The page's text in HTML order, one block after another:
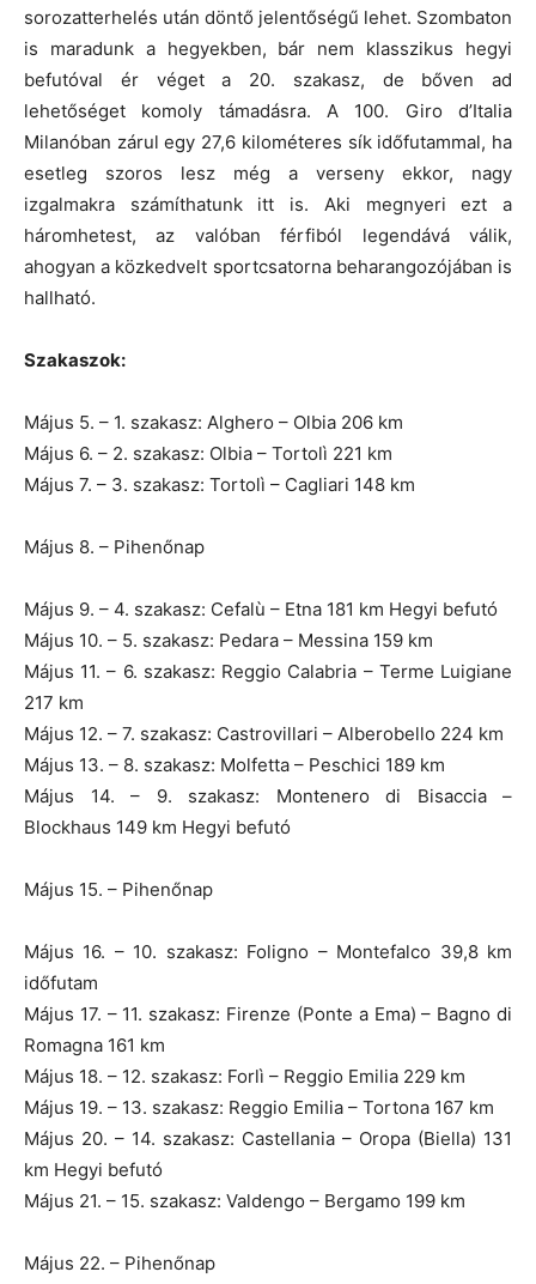
sorozatterhelés után döntő jelentőségű lehet. Szombaton
is maradunk a hegyekben, bár nem klasszikus hegyi
befutóval ér véget a 20. szakasz, de bőven ad
lehetőséget komoly támadásra. A 100. Giro d’Italia
Milanóban zárul egy 27,6 kilométeres sík időfutammal, ha
esetleg szoros lesz még a verseny ekkor, nagy
izgalmakra számíthatunk itt is. Aki megnyeri ezt a
háromhetest, az valóban férfiból legendává válik,
ahogyan a közkedvelt sportcsatorna beharangozójában is
hallható.
Szakaszok:
Május 5. – 1. szakasz: Alghero – Olbia 206 km
Május 6. – 2. szakasz: Olbia – Tortolì 221 km
Május 7. – 3. szakasz: Tortolì – Cagliari 148 km
Május 8. – Pihenőnap
Május 9. – 4. szakasz: Cefalù – Etna 181 km Hegyi befutó
Május 10. – 5. szakasz: Pedara – Messina 159 km
Május 11. – 6. szakasz: Reggio Calabria – Terme Luigiane
217 km
Május 12. – 7. szakasz: Castrovillari – Alberobello 224 km
Május 13. – 8. szakasz: Molfetta – Peschici 189 km
Május 14. – 9. szakasz: Montenero di Bisaccia –
Blockhaus 149 km Hegyi befutó
Május 15. – Pihenőnap
Május 16. – 10. szakasz: Foligno – Montefalco 39,8 km
időfutam
Május 17. – 11. szakasz: Firenze (Ponte a Ema) – Bagno di
Romagna 161 km
Május 18. – 12. szakasz: Forlì – Reggio Emilia 229 km
Május 19. – 13. szakasz: Reggio Emilia – Tortona 167 km
Május 20. – 14. szakasz: Castellania – Oropa (Biella) 131
km Hegyi befutó
Május 21. – 15. szakasz: Valdengo – Bergamo 199 km
Május 22. – Pihenőnap